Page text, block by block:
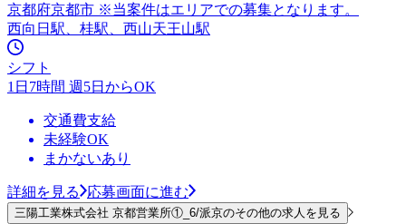
京都府京都市 ※当案件はエリアでの募集となります。
西向日駅、桂駅、西山天王山駅
シフト
1日7時間 週5日からOK
交通費支給
未経験OK
まかないあり
詳細を見る 応募画面に進む
三陽工業株式会社 京都営業所①_6/派京のその他の求人を見る